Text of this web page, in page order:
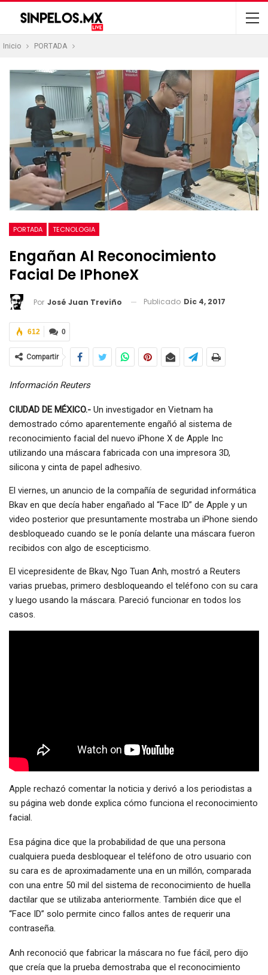
Inicio PORTADA
PORTADA TECNOLOGIA
Engañan Al Reconocimiento
Facial De IPhoneX
Por José Juan Treviño Publicado Dic 4, 2017
0
612
Compartir
Información Reuters
CIUDAD DE MÉXICO.- Un investigador en Vietnam ha
demostrado cómo aparentemente engañó al sistema de
reconocimiento facial del nuevo iPhone X de Apple Inc
utilizando una máscara fabricada con una impresora 3D,
silicona y cinta de papel adhesivo.
El viernes, un anuncio de la compañía de seguridad informática
Bkav en que decía haber engañado al “Face ID” de Apple y un
video posterior que presuntamente mostraba un iPhone siendo
desbloqueado cuando se le ponía delante una máscara fueron
recibidos con algo de escepticismo.
El vicepresidente de Bkav, Ngo Tuan Anh, mostró a Reuters
varias pruebas, primero desbloqueando el teléfono con su cara
y luego usando la máscara. Pareció funcionar en todos los
casos.
Apple rechazó comentar la noticia y derivó a los periodistas a
su página web donde explica cómo funciona el reconocimiento
facial.
Esa página dice que la probabilidad de que una persona
cualquiera pueda desbloquear el teléfono de otro usuario con
su cara es de aproximadamente una en un millón, comparada
con una entre 50 mil del sistema de reconocimiento de huella
dactilar que se utilizaba anteriormente. También dice que el
“Face ID” solo permite cinco fallos antes de requerir una
contraseña.
Anh reconoció que fabricar la máscara no fue fácil, pero dijo
que creía que la prueba demostraba que el reconocimiento